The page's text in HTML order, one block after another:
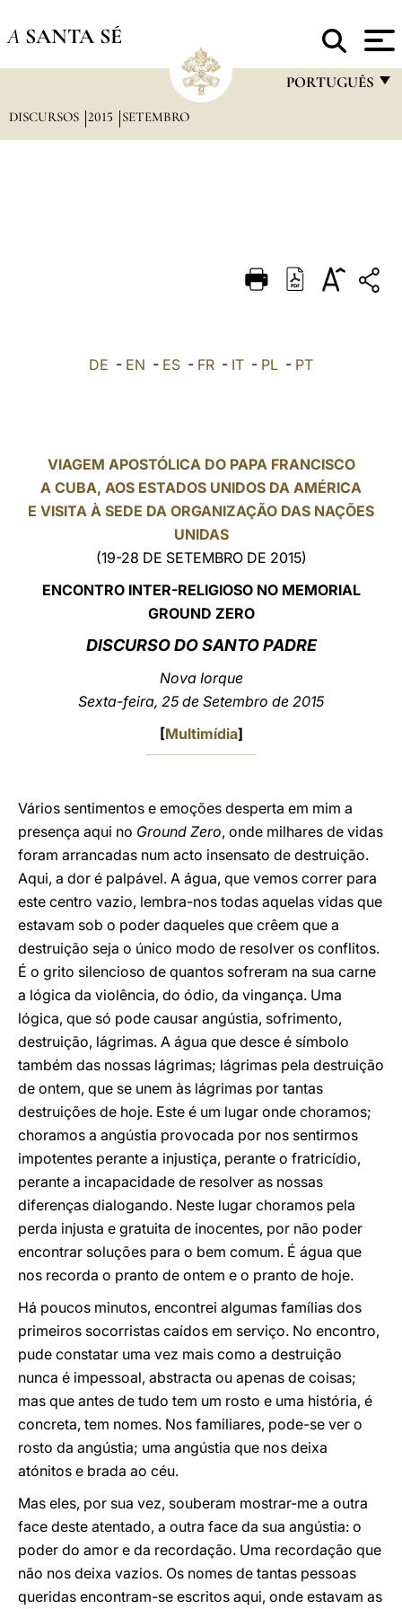
A SANTA SÉ
PORTUGUÊS
DEUTSCH
العربيّة
DISCURSOS 2015 SETEMBRO
DE - EN - ES - FR - IT - PL - PT
VIAGEM APOSTÓLICA DO PAPA FRANCISCO
A CUBA, AOS ESTADOS UNIDOS DA AMÉRICA
E VISITA À SEDE DA ORGANIZAÇÃO DAS NAÇÕES
UNIDAS
(19-28 DE SETEMBRO DE 2015)
ENCONTRO INTER-RELIGIOSO NO MEMORIAL
GROUND ZERO
DISCURSO DO SANTO PADRE
Nova Iorque
Sexta-feira, 25 de Setembro de 2015
[Multimídia]
Vários sentimentos e emoções desperta em mim a
presença aqui no Ground Zero, onde milhares de vidas
foram arrancadas num acto insensato de destruição.
Aqui, a dor é palpável. A água, que vemos correr para
este centro vazio, lembra-nos todas aquelas vidas que
estavam sob o poder daqueles que crêem que a
destruição seja o único modo de resolver os conflitos.
É o grito silencioso de quantos sofreram na sua carne
a lógica da violência, do ódio, da vingança. Uma
lógica, que só pode causar angústia, sofrimento,
destruição, lágrimas. A água que desce é símbolo
também das nossas lágrimas; lágrimas pela destruição
de ontem, que se unem às lágrimas por tantas
destruições de hoje. Este é um lugar onde choramos;
choramos a angústia provocada por nos sentirmos
impotentes perante a injustiça, perante o fratricídio,
perante a incapacidade de resolver as nossas
diferenças dialogando. Neste lugar choramos pela
perda injusta e gratuita de inocentes, por não poder
encontrar soluções para o bem comum. É água que
nos recorda o pranto de ontem e o pranto de hoje.
Há poucos minutos, encontrei algumas famílias dos
primeiros socorristas caídos em serviço. No encontro,
pude constatar uma vez mais como a destruição
nunca é impessoal, abstracta ou apenas de coisas;
mas que antes de tudo tem um rosto e uma história, é
concreta, tem nomes. Nos familiares, pode-se ver o
rosto da angústia; uma angústia que nos deixa
atónitos e brada ao céu.
Mas eles, por sua vez, souberam mostrar-me a outra
face deste atentado, a outra face da sua angústia: o
poder do amor e da recordação. Uma recordação que
não nos deixa vazios. Os nomes de tantas pessoas
queridas encontram-se escritos aqui, onde estavam as